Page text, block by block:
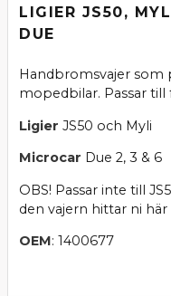
LIGIER JS50,
DUE
Handbromsvajer som
mopedbilar. Passar
Ligier JS50 och Myli
Microcar Due 2, 3 & 6
OBS! Passar inte till
den vajern hittar ni här
OEM: 1400677